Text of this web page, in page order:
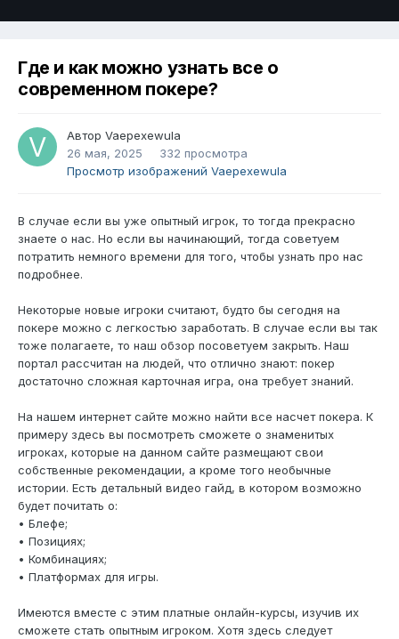
Где и как можно узнать все о
современном покере?
Автор Vaepexewula
26 мая, 2025
332 просмотра
Просмотр изображений Vaepexewula
В случае если вы уже опытный игрок, то тогда прекрасно
знаете о нас. Но если вы начинающий, тогда советуем
потратить немного времени для того, чтобы узнать про нас
подробнее.
Некоторые новые игроки считают, будто бы сегодня на
покере можно с легкостью заработать. В случае если вы так
тоже полагаете, то наш обзор посоветуем закрыть. Наш
портал рассчитан на людей, что отлично знают: покер
достаточно сложная карточная игра, она требует знаний.
На нашем интернет сайте можно найти все насчет покера. К
примеру здесь вы посмотреть сможете о знаменитых
игроках, которые на данном сайте размещают свои
собственные рекомендации, а кроме того необычные
истории. Есть детальный видео гайд, в котором возможно
будет почитать о:
• Блефе;
• Позициях;
• Комбинациях;
• Платформах для игры.
Имеются вместе с этим платные онлайн-курсы, изучив их
сможете стать опытным игроком. Хотя здесь следует